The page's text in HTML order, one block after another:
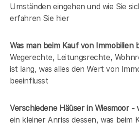
Umständen eingehen und wie Sie
erfahren Sie hier
Was man beim Kauf von Immobilien
Wegerechte, Leitungsrechte,
ist lang, was alles den Wert von
beeinflusst
Verschiedene Häüser in Wiesmoor
ein kleiner Anriss dessen, was beim